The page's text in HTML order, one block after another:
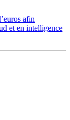
afin
et en intelligence